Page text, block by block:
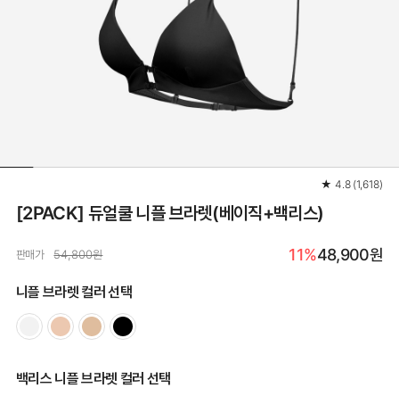
★ 4.8 (1,618)
[2PACK] 듀얼쿨 니플 브라렛(베이직+백리스)
판매가 54,800원 11%48,900원
니플 브라렛 컬러 선택
백리스 니플 브라렛 컬러 선택